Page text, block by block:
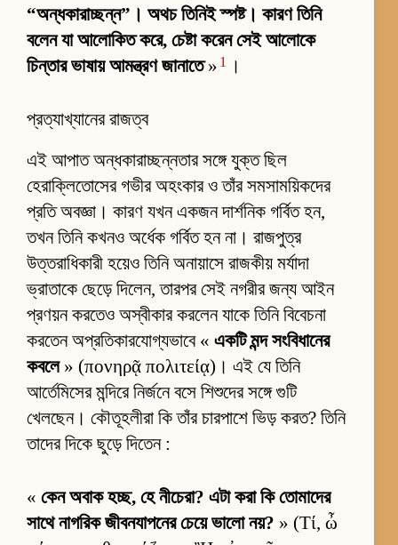
“অন্ধকারাচ্ছন্ন”। অথচ তিনিই স্পষ্ট। কারণ তিনি
বলেন যা আলোকিত করে, চেষ্টা করেন সেই আলোকে
চিন্তার ভাষায় আমন্ত্রণ জানাতে» 1 ।
প্রত্যাখ্যানের রাজত্ব
এই আপাত অন্ধকারাচ্ছন্নতার সঙ্গে যুক্ত ছিল
হেরাক্লিতোসের গভীর অহংকার ও তাঁর সমসাময়িকদের
প্রতি অবজ্ঞা। কারণ যখন একজন দার্শনিক গর্বিত হন,
তখন তিনি কখনও অর্ধেক গর্বিত হন না। রাজপুত্র
উত্তরাধিকারী হয়েও তিনি অনায়াসে রাজকীয় মর্যাদা
ভ্রাতাকে ছেড়ে দিলেন, তারপর সেই নগরীর জন্য আইন
প্রণয়ন করতেও অস্বীকার করলেন যাকে তিনি বিবেচনা
করতেন অপ্রতিকারযোগ্যভাবে « একটি মন্দ সংবিধানের
কবলে» (πονηρᾷ πολιτείᾳ)। এই যে তিনি
আর্তেমিসের মন্দিরে নির্জনে বসে শিশুদের সঙ্গে গুটি
খেলছেন। কৌতূহলীরা কি তাঁর চারপাশে ভিড় করত? তিনি
তাদের দিকে ছুড়ে দিতেন :
« কেন অবাক হচ্ছ, হে নীচেরা? এটা করা কি তোমাদের
সাথে নাগরিক জীবনযাপনের চেয়ে ভালো নয়? » (Τί, ὦ